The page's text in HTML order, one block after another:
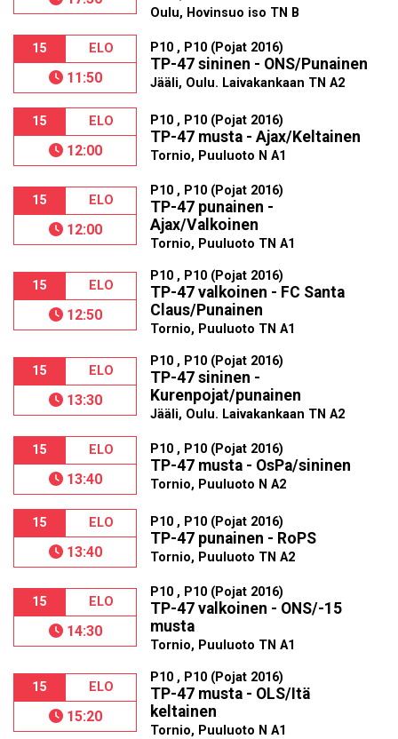
Oulu, Hovinsuo iso TN B
15 ELO
11:50
P10 , P10 (Pojat 2016)
TP-47 sininen - ONS/Punainen
Jääli, Oulu. Laivakankaan TN A2
15 ELO
12:00
P10 , P10 (Pojat 2016)
TP-47 musta - Ajax/Keltainen
Tornio, Puuluoto N A1
15 ELO
12:00
P10 , P10 (Pojat 2016)
TP-47 punainen -
Ajax/Valkoinen
Tornio, Puuluoto TN A1
15 ELO
12:50
P10 , P10 (Pojat 2016)
TP-47 valkoinen - FC Santa
Claus/Punainen
Tornio, Puuluoto TN A1
15 ELO
13:30
P10 , P10 (Pojat 2016)
TP-47 sininen -
Kurenpojat/punainen
Jääli, Oulu. Laivakankaan TN A2
15 ELO
13:40
P10 , P10 (Pojat 2016)
TP-47 musta - OsPa/sininen
Tornio, Puuluoto N A2
15 ELO
13:40
P10 , P10 (Pojat 2016)
TP-47 punainen - RoPS
Tornio, Puuluoto TN A2
15 ELO
14:30
P10 , P10 (Pojat 2016)
TP-47 valkoinen - ONS/-15
musta
Tornio, Puuluoto TN A1
15 ELO
15:20
P10 , P10 (Pojat 2016)
TP-47 musta - OLS/Itä
keltainen
Tornio, Puuluoto N A1